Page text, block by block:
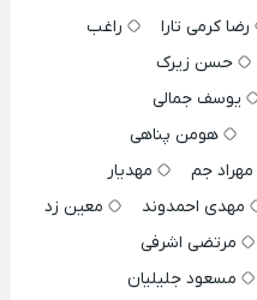
رضا کرمی تارا
راغب
حسن زیرک
یوسف جمالی
هومن پناهی
مهراد جم
مهدیار
مهدی احمدوند
معین زد
مرتضی اشرفی
مسعود جلیلیان